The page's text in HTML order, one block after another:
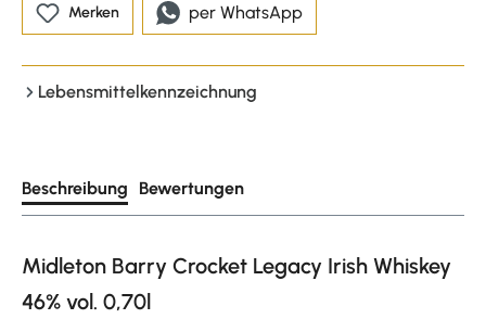
Merken per WhatsApp
Lebensmittelkennzeichnung
Beschreibung Bewertungen
Midleton Barry Crocket Legacy Irish Whiskey
46% vol. 0,70l